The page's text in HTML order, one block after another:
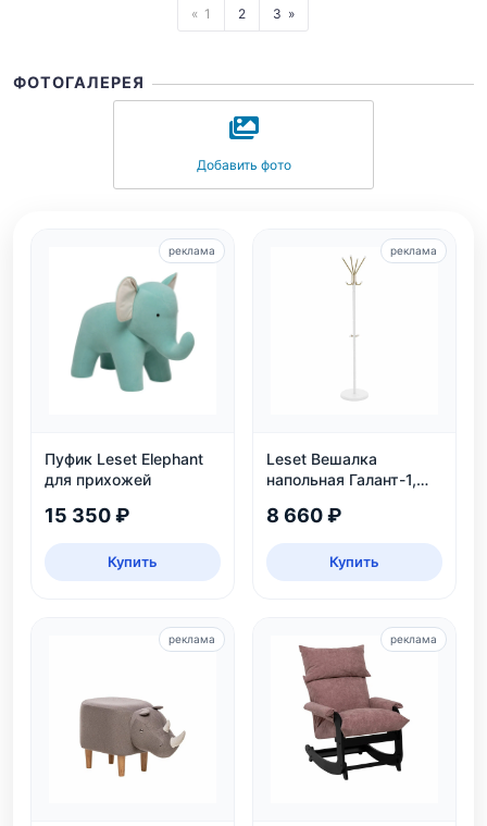
1 2 3
ФОТОГАЛЕРЕЯ
Добавить фото
Пуфик Leset Elephant
для прихожей
15 350 ₽
Купить
реклама
Leset Вешалка
напольная Галант-1,
8 660 ₽
Купить
реклама
реклама реклама